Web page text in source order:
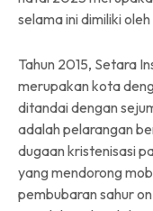
selama ini dimiliki
Tahun 2015, Setara
merupakan kota
ditandai dengan
adalah pelarangan
dugaan kristenisasi
yang mendorong
pembubaran sahur